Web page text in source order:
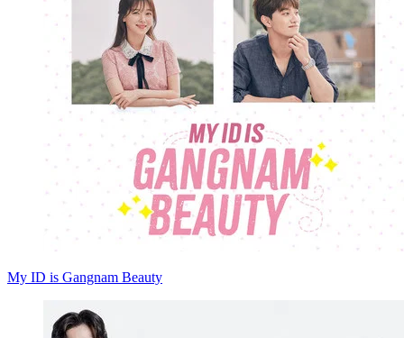
My ID is Gangnam Beauty